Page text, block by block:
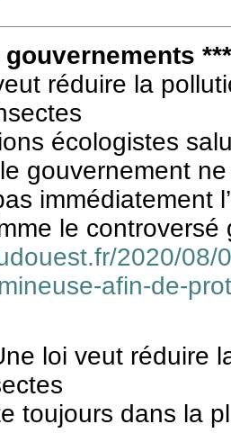
***
réduire la
écologistes
gouvernement
immédiatement
le controversé
2020/08/
afin-de-
loi veut réduire
toujours dans la